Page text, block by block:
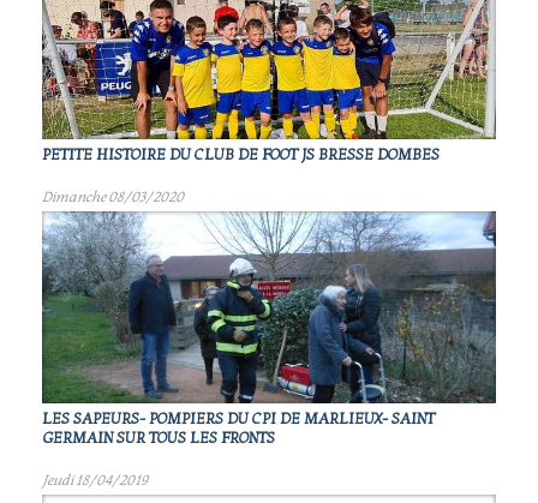
PETITE HISTOIRE DU CLUB DE FOOT JS BRESSE DOMBES
Dimanche 08/03/2020
LES SAPEURS- POMPIERS DU CPI DE MARLIEUX- SAINT
GERMAIN SUR TOUS LES FRONTS
Jeudi 18/04/2019